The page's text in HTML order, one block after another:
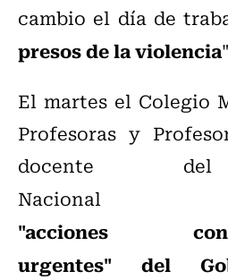
cambio el día de
presos de la violencia
El martes el Colegio
Profesoras y
docente
"acciones
urgentes" del